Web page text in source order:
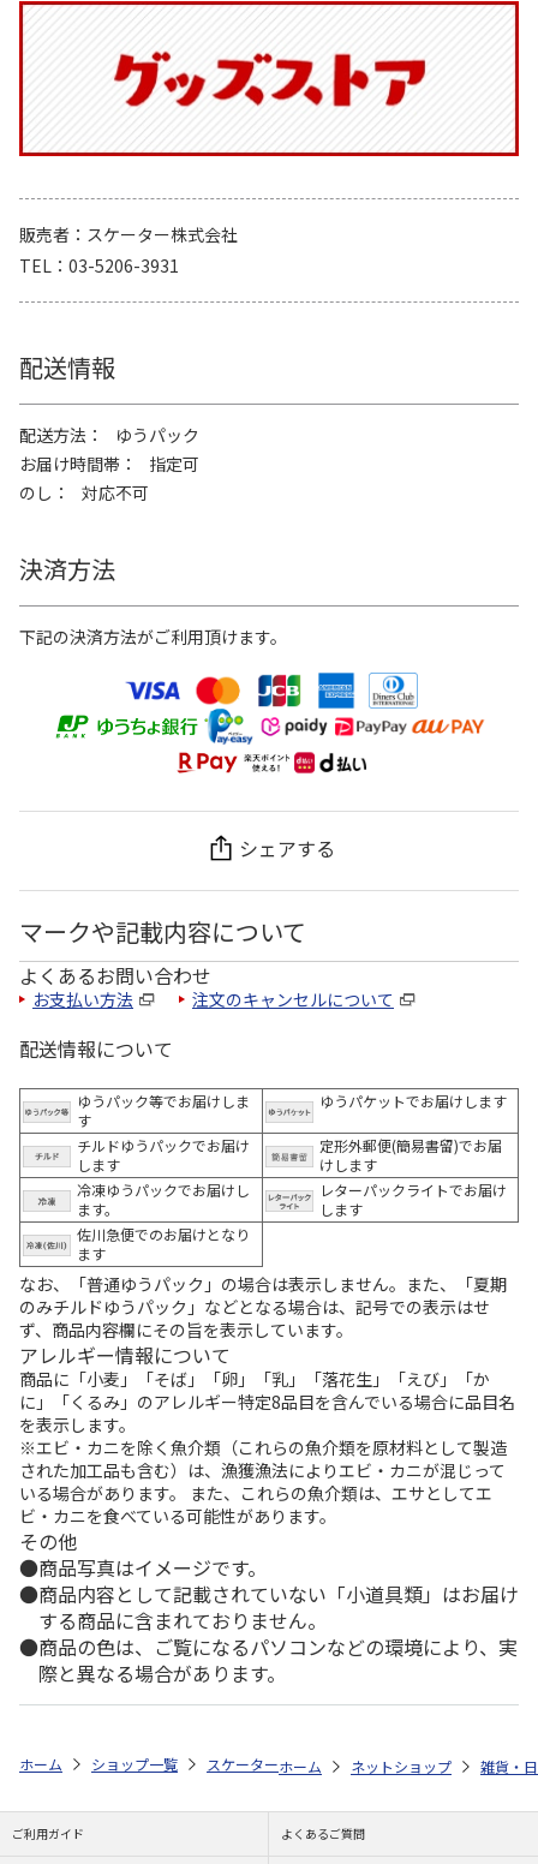
販売者
スケーター株式会社
TEL
03-5206-3931
配送情報
配送方法
ゆうパック
お届け時間帯
指定可
のし
対応不可
決済方法
下記の決済方法がご利用頂けます。
シェアする
マークや記載内容について
よくあるお問い合わせ
お支払い方法 注文のキャンセルについて
配送情報について
ゆうパック等でお届けしま
す
ゆうパケットでお届けします
チルドゆうパックでお届け
します
定形外郵便(簡易書留)でお届
けします
冷凍ゆうパックでお届けし
ます。
レターパックライトでお届け
します
佐川急便でのお届けとなり
ます
なお、「普通ゆうパック」の場合は表示しません。また、「夏期
のみチルドゆうパック」などとなる場合は、記号での表示はせ
ず、商品内容欄にその旨を表示しています。
アレルギー情報について
商品に「小麦」「そば」「卵」「乳」「落花生」「えび」「か
に」「くるみ」のアレルギー特定8品目を含んでいる場合に品目名
を表示します。
※エビ・カニを除く魚介類（これらの魚介類を原材料として製造
された加工品も含む）は、漁獲漁法によりエビ・カニが混じって
いる場合があります。 また、これらの魚介類は、エサとしてエ
ビ・カニを食べている可能性があります。
その他
商品写真はイメージです。
商品内容として記載されていない「小道具類」はお届け
する商品に含まれておりません。
商品の色は、ご覧になるパソコンなどの環境により、実
際と異なる場合があります。
ホーム ショップ一覧 スケーター 抗菌タイトランチボックス2段 す
ホーム ネットショップ 雑貨・
ご利用ガイド よくあるご質問